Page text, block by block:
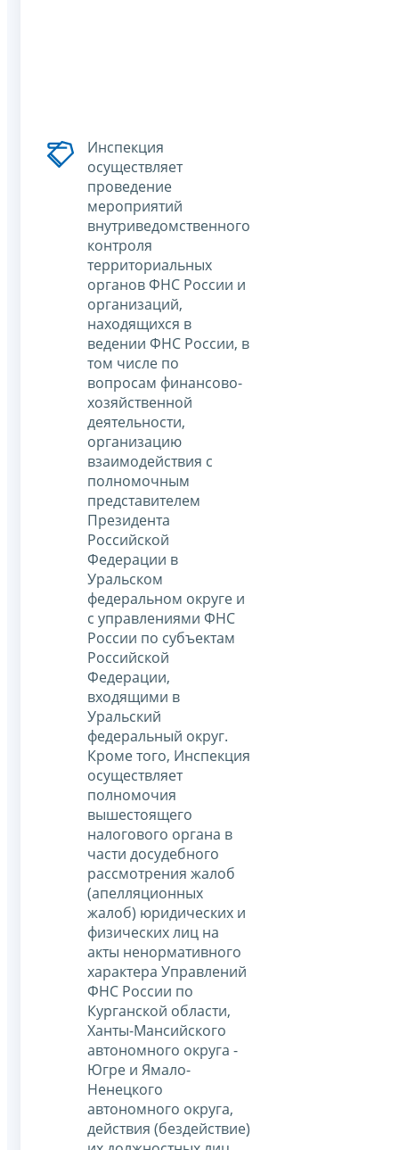
Инспекция
осуществляет
проведение
мероприятий
внутриведомственного
контроля
территориальных
органов ФНС России и
организаций,
находящихся в
ведении ФНС России, в
том числе по
вопросам финансово-
хозяйственной
деятельности,
организацию
взаимодействия с
полномочным
представителем
Президента
Российской
Федерации в
Уральском
федеральном округе и
с управлениями ФНС
России по субъектам
Российской
Федерации,
входящими в
Уральский
федеральный округ.
Кроме того, Инспекция
осуществляет
полномочия
вышестоящего
налогового органа в
части досудебного
рассмотрения жалоб
(апелляционных
жалоб) юридических и
физических лиц на
акты ненормативного
характера Управлений
ФНС России по
Курганской области,
Ханты-Мансийского
автономного округа -
Югре и Ямало-
Ненецкого
автономного округа,
действия (бездействие)